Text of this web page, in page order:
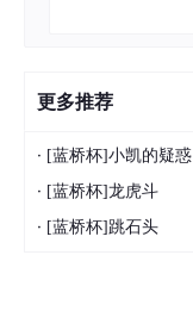
更多推荐
· [蓝桥杯]小凯的疑惑
· [蓝桥杯]龙虎斗
· [蓝桥杯]跳石头